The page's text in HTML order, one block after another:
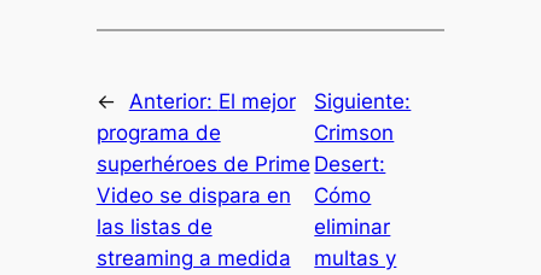
← Anterior: El mejor
programa de
superhéroes de Prime
Video se dispara en
las listas de
streaming a medida
Siguiente:
Crimson
Desert:
Cómo
eliminar
multas y